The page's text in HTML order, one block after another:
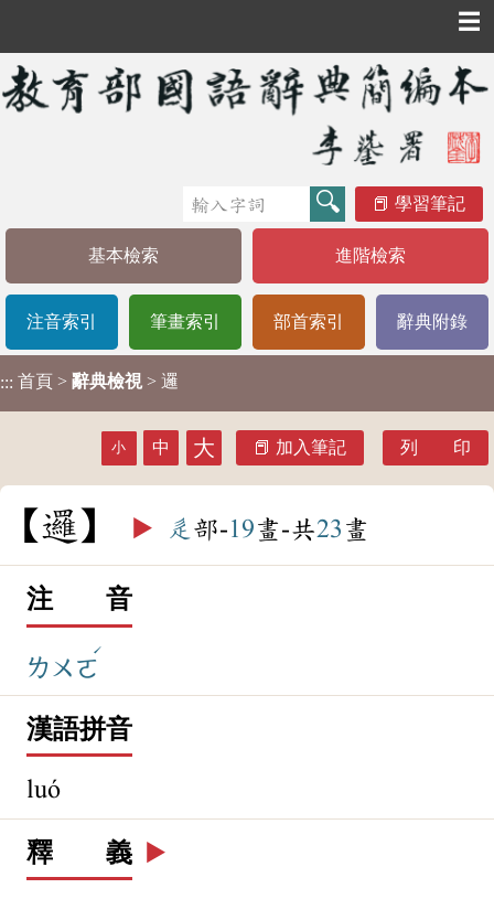
☰
學習筆記
基本檢索 進階檢索
注音索引 筆畫索引 部首索引 辭典附錄
::: 首頁 > 辭典檢視 > 邏
小 中 大 加入筆記 列 印
邏 ▶️ 辵 部-19畫-共23 畫
注 音
ㄌㄨㄛ
ˊ
漢語拼音
luó
釋 義 ▶️